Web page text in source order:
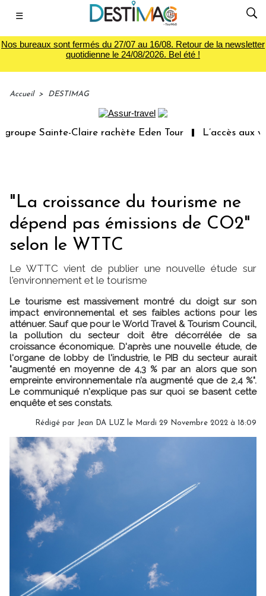
☰
Nos bureaux sont fermés du 27/07 au 16/08. Retour de la newsletter
quotidienne le 24/08/2026. Bel été !
Accueil > DESTIMAG
Sainte-Claire rachète Eden Tour L’accès aux
"La croissance du tourisme ne
dépend pas émissions de CO2"
selon le WTTC
Le WTTC vient de publier une nouvelle étude sur
l'environnement et le tourisme
Le tourisme est massivement montré du doigt sur son
impact environnemental et ses faibles actions pour les
atténuer. Sauf que pour le World Travel & Tourism Council,
la pollution du secteur doit être décorrélée de sa
croissance économique. D'après une nouvelle étude, de
l'organe de lobby de l'industrie, le PIB du secteur aurait
"augmenté en moyenne de 4,3 % par an alors que son
empreinte environnementale n’a augmenté que de 2,4 %".
Le communiqué n'explique pas sur quoi se basent cette
enquête et ses constats.
Rédigé par Jean DA LUZ le Mardi 29 Novembre 2022 à 18:09